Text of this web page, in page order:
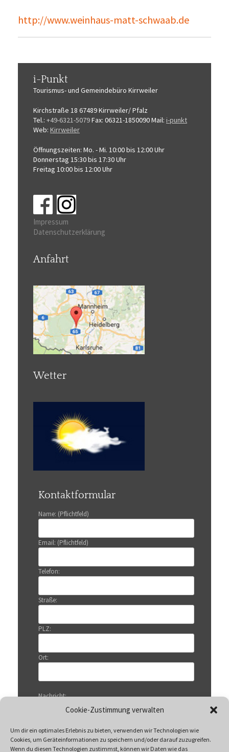
Cookie-Zustimmung verwalten
Um dir ein optimales Erlebnis zu bieten, verwenden wir Technologien wie
Cookies, um Geräteinformationen zu speichern und/oder darauf zuzugreifen.
Wenn du diesen Technologien zustimmst, können wir Daten wie das
http://www.weinhaus-matt-schwaab.de
i-Punkt
Tourismus-und Gemeindebüro Kirrweiler
Kirchstraße 18 67489 Kirrweiler/ Pfalz
Tel.: +49-6321-5079Fax: 06321-1850090Mail: i-punkt
Web: Kirrweiler
Öffnungszeiten: Mo. - Mi. 10:00 bis 12:00 Uhr
Donnerstag 15:30 bis 17:30 Uhr
Freitag 10:00 bis 12:00 Uhr
Impressum
Datenschutzerklärung
Anfahrt
Wetter
Kontaktformular
Name: (Pflichtfeld)
Email: (Pflichtfeld)
Telefon:
Straße:
PLZ:
Ort:
Nachricht: